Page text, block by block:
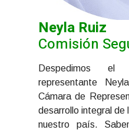
Neyla Ruiz
Comisión
Despedimos
representante
Cámara de
desarrollo integral de
nuestro país.